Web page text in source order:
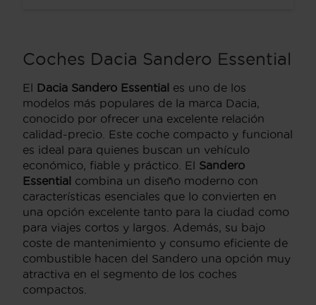
Coches Dacia Sandero Essential
El Dacia Sandero Essential es uno de los
modelos más populares de la marca Dacia,
conocido por ofrecer una excelente relación
calidad-precio. Este coche compacto y funcional
es ideal para quienes buscan un vehículo
económico, fiable y práctico. El Sandero
Essential combina un diseño moderno con
características esenciales que lo convierten en
una opción excelente tanto para la ciudad como
para viajes cortos y largos. Además, su bajo
coste de mantenimiento y consumo eficiente de
combustible hacen del Sandero una opción muy
atractiva en el segmento de los coches
compactos.